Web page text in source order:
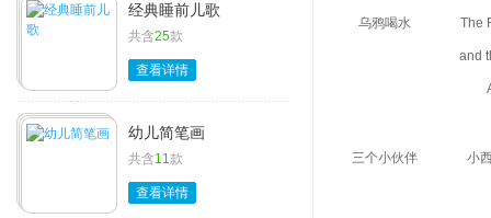
经典睡前儿歌
共含25款
查看详情
幼儿简笔画
共含11款
查看详情
乌鸦喝水 The
and
三个小伙伴 小